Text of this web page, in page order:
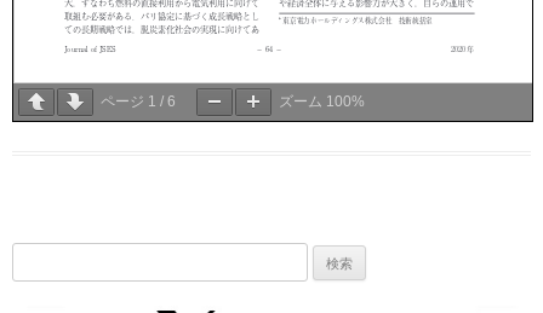
ページ 1 / 6 ズーム 100%
索: